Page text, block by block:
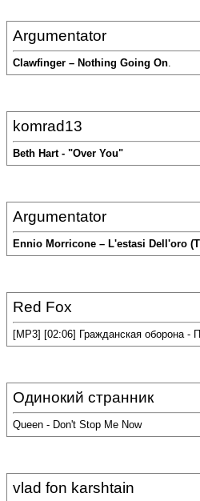
Argumentator
Clawfinger – Nothing Going On.
komrad13
Beth Hart - "Over You"
Argumentator
Ennio Morricone – L'estasi Dell'oro
Red Fox
[MP3] [02:06] Гражданская оборона
Одинокий странник
Queen - Don't Stop Me Now
vlad fon karshtain